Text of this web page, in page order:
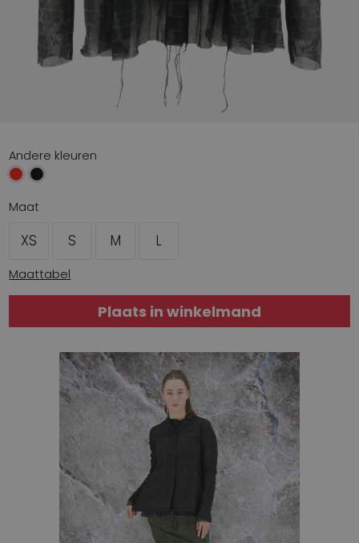
Andere kleuren
Maat
XS S M L
Maattabel
Plaats in winkelmand